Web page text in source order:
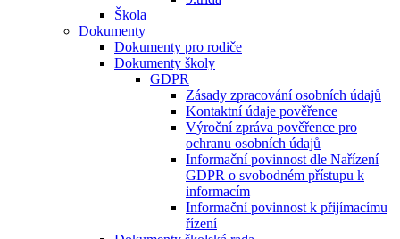
Škola
Dokumenty
Dokumenty pro rodiče
Dokumenty školy
GDPR
Zásady zpracování osobních údajů
Kontaktní údaje pověřence
Výroční zpráva pověřence pro
ochranu osobních údajů
Informační povinnost dle Nařízení
GDPR o svobodném přístupu k
informacím
Informační povinnost k přijímacímu
řízení